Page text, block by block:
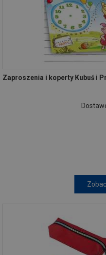
Zaproszenia i koperty Kubuś i